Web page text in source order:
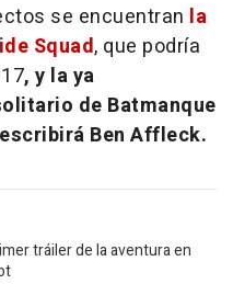
se encuentran la
Squad, que podría
, y la ya
de Batmanque
Ben Affleck.
tráiler de la aventura en